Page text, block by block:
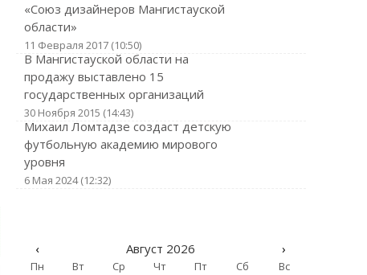
«Союз дизайнеров Мангистауской
области»
11 Февраля 2017 (10:50)
В Мангистауской области на
продажу выставлено 15
государственных организаций
30 Ноября 2015 (14:43)
Михаил Ломтадзе создаст детскую
футбольную академию мирового
уровня
6 Мая 2024 (12:32)
‹ Август 2026 ›
Пн Вт Ср Чт Пт Сб Вс